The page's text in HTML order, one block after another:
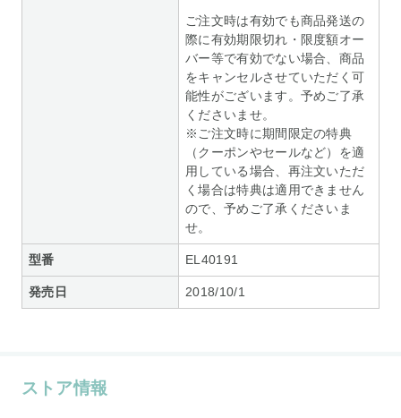
ご注文時は有効でも商品発送の
際に有効期限切れ・限度額オー
バー等で有効でない場合、商品
をキャンセルさせていただく可
能性がございます。予めご了承
くださいませ。
※ご注文時に期間限定の特典
（クーポンやセールなど）を適
用している場合、再注文いただ
く場合は特典は適用できません
ので、予めご了承くださいま
せ。
型番 EL40191
発売日 2018/10/1
ストア情報